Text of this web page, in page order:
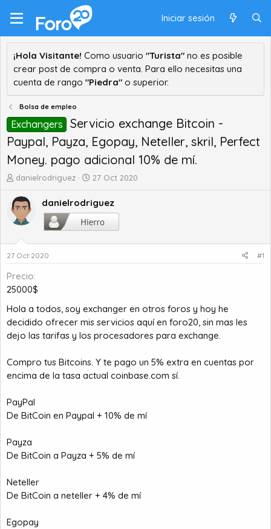
Iniciar sesión
¡Hola Visitante! Como usuario "Turista" no es posible
crear post de compra o venta. Para ello necesitas una
cuenta de rango "Piedra" o superior.
Bolsa de empleo
Exchangers
Servicio exchange Bitcoin -
Paypal, Payza, Egopay, Neteller, skril, Perfect
Money. pago adicional 10% de mí.
A
t
o
r
e
t
m
a
danielrodriguez
F
c
h
a
e
o
27 Oct 2020
danielrodriguez
27 Oct 2020 #1
Precio
25000$
Hola a todos, soy exchanger en otros foros y hoy he
decidido ofrecer mis servicios aquí en foro20, sin mas les
dejo las tarifas y los procesadores para exchange.
Compro tus Bitcoins. Y te pago un 5% extra en cuentas por
encima de la tasa actual coinbase.com sí.
PayPal
De BitCoin en Paypal + 10% de mí
Payza
De BitCoin a Payza + 5% de mí
Neteller
De BitCoin a neteller + 4% de mí
Egopay